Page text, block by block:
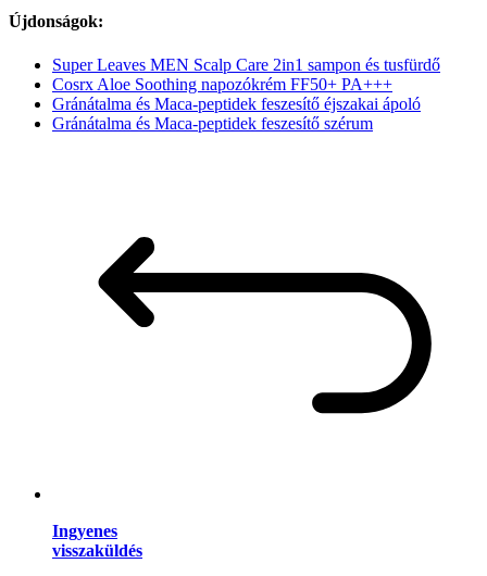
Újdonságok:
Super Leaves MEN Scalp Care 2in1 sampon és tusfürdő
Cosrx Aloe Soothing napozókrém FF50+ PA+++
Gránátalma és Maca-peptidek feszesítő éjszakai ápoló
Gránátalma és Maca-peptidek feszesítő szérum
Ingyenes
visszaküldés